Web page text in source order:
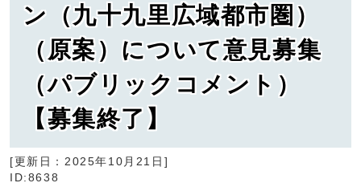
ン（九十九里広域都市圏）
（原案）について意見募集
（パブリックコメント）
【募集終了】
[更新日： 2025年10月21日 ]
ID:8638